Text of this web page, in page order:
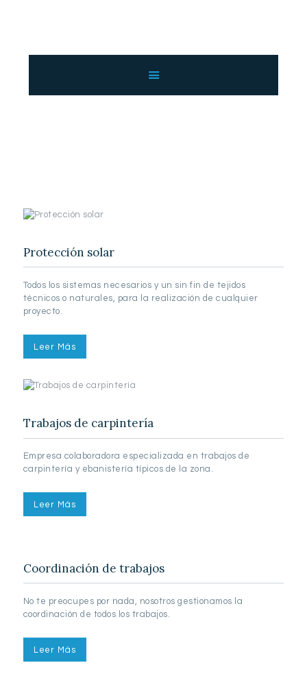
Protección solar
Todos los sistemas necesarios y un sin fin de tejidos
técnicos o naturales, para la realización de cualquier
proyecto.
Leer Más
Trabajos de carpintería
Empresa colaboradora especializada en trabajos de
carpintería y ebanistería típicos de la zona.
Leer Más
Coordinación de trabajos
No te preocupes por nada, nosotros gestionamos la
coordinación de todos los trabajos.
Leer Más